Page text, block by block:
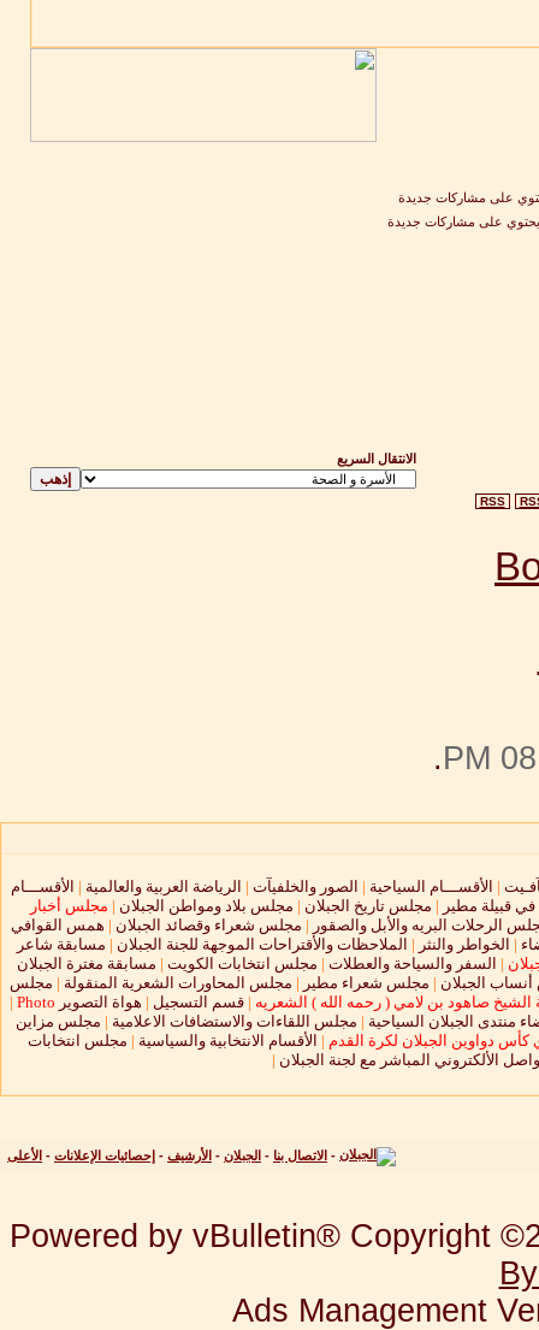
على مشاركات جديدة
على مشاركات جديدة
الانتقال السريع
RSS
.
| الأقســـام السياحية | الصور والخلفيآت | الرياضة العربية والعالمية | الأقســـام
في قبيلة مطير | مجلس تاريخ الجبلان | مجلس بلاد ومواطن الجبلان | مجلس أخبار
الرحلات البريه والأبل والصقور | مجلس شعراء وقصائد الجبلان | همس القوافي
| الخواطر والنثر | الملاحظات والأقتراحات الموجهة للجنة الجبلان | مسابقة شاعر
| السفر والسياحة والعطلات | مجلس انتخابات الكويت | مسابقة مغترة الجبلان
الجبلان | مجلس شعراء مطير | مجلس المحاورات الشعرية المنقولة | مجلس
الشيخ صاهود بن لامي ( رحمه الله ) الشعريه | قسم التسجيل | هواة التصوير Photo
|
منتدى الجبلان السياحية | مجلس اللقاءات والاستضافات الاعلامية | مجلس مزاين
كأس دواوين الجبلان لكرة القدم | الأقسام الانتخابية والسياسية | مجلس انتخابات
الألكتروني المباشر مع لجنة الجبلان |
- الاتصال بنا - الجبلان - الأرشيف - إحصائيات الإعلانات - الأعلى
Powered by vBulletin® Copyright
Ads Management